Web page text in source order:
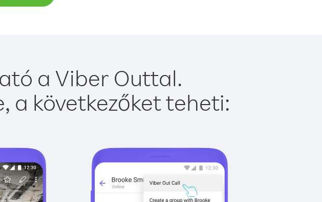
a Viber Outtal.
a következőket teheti: